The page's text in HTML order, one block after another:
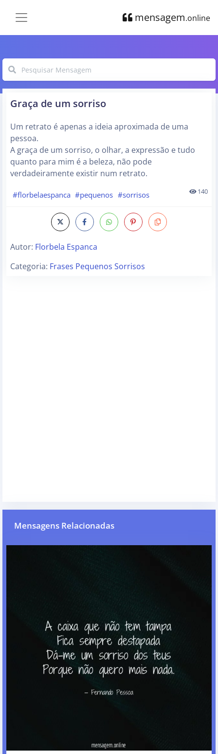
mensagem.online
Graça de um sorriso
Um retrato é apenas a ideia aproximada de uma
pessoa.
A graça de um sorriso, o olhar, a expressão e tudo
quanto para mim é a beleza, não pode
verdadeiramente existir num retrato.
#florbelaespanca #pequenos #sorrisos 140
Autor: Florbela Espanca
Categoria: Frases Pequenos Sorrisos
Mensagens Relacionadas